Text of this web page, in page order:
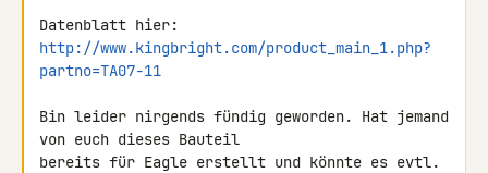
http://www.kingbright.com/product_main_1.php?
partno=TA07-11
Bin leider nirgends fündig geworden. Hat jemand
von euch dieses Bauteil
bereits für Eagle erstellt und könnte es evtl.